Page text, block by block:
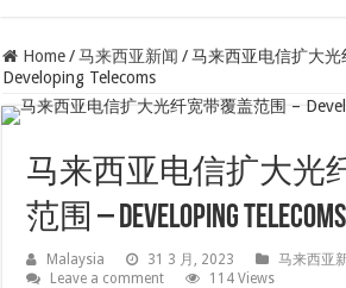
Home / 马来西亚新闻 / 马来西亚电信扩大
Developing Telecoms
马来西亚电信扩大光
范围 – Developing Telecoms
Malaysia 31 3 月, 2023
马来西亚
Leave a comment
114 Views